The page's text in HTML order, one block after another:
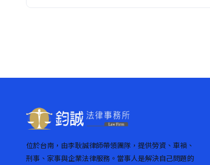
位於台南，由李耿誠律師帶領團隊，提供勞資、車禍、
刑事、家事與企業法律服務。當事人是解決自己問題的